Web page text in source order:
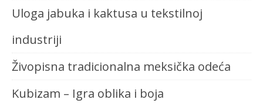
Uloga jabuka i kaktusa u tekstilnoj
industriji
Živopisna tradicionalna meksička odeća
Kubizam – Igra oblika i boja